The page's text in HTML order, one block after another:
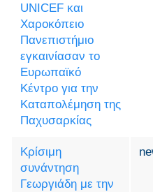
UNICEF και
Χαροκόπειο
Πανεπιστήμιο
εγκαινίασαν το
Ευρωπαϊκό
Κέντρο για την
Καταπολέμηση της
Παχυσαρκίας
Κρίσιμη
συνάντηση
Γεωργιάδη με την